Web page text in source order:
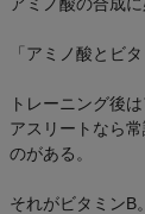
「アミノ酸とビ
トレーニング後
アスリートなら
のがある。
それがビタミンB。